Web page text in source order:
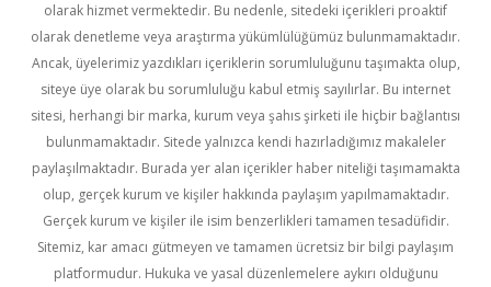
olarak hizmet vermektedir. Bu nedenle, sitedeki içerikleri proaktif
olarak denetleme veya araştırma yükümlülüğümüz bulunmamaktadır.
Ancak, üyelerimiz yazdıkları içeriklerin sorumluluğunu taşımakta olup,
siteye üye olarak bu sorumluluğu kabul etmiş sayılırlar. Bu internet
sitesi, herhangi bir marka, kurum veya şahıs şirketi ile hiçbir bağlantısı
bulunmamaktadır. Sitede yalnızca kendi hazırladığımız makaleler
paylaşılmaktadır. Burada yer alan içerikler haber niteliği taşımamakta
olup, gerçek kurum ve kişiler hakkında paylaşım yapılmamaktadır.
Gerçek kurum ve kişiler ile isim benzerlikleri tamamen tesadüfidir.
Sitemiz, kar amacı gütmeyen ve tamamen ücretsiz bir bilgi paylaşım
platformudur. Hukuka ve yasal düzenlemelere aykırı olduğunu